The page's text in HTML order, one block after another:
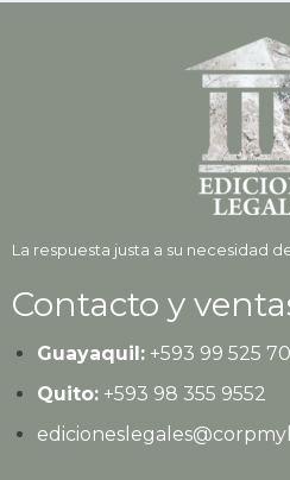
La respuesta justa a su necesidad
Contacto y
Guayaquil:+593 99 525
Quito:+593 98 355 9552